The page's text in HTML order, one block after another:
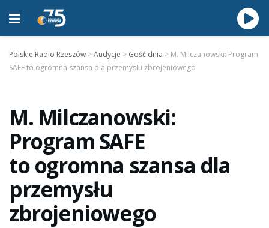
Polskie Radio Rzeszów >Audycje > Gość dnia > M. Milczanowski: Program
SAFE to ogromna szansa dla przemysłu zbrojeniowego
M. Milczanowski:
Program SAFE
to ogromna szansa dla
przemysłu
zbrojeniowego